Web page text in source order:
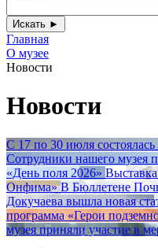
Главная
О музее
Новости
Новости
С 17 по 30 июля
Сотрудники нашего музея
«День поля 2026»
Онфима» В Бюллетене
Докучаева вышла новая
программа «Герои
музея приняли участие в